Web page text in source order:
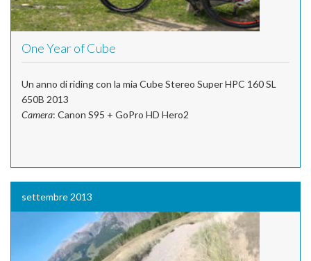
One Year of Cube
Un anno di riding con la mia Cube Stereo Super HPC 160 SL
650B 2013
Camera: Canon S95 + GoPro HD Hero2
settembre 2013